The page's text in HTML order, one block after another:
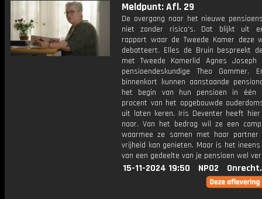
Meldpunt: Afl. 29
De overgang naar het nieuwe
niet zonder risico's. Dat blijkt uit
rapport waar de Tweede Kamer deze
debatteert. Elles de Bruin bespreekt
met Tweede Kamerlid Agnes Joseph
pensioendeskundige Theo Gommer.
binnenkort kunnen aanstaande
het begin van hun pensioen in één
procent van het opgebouwde
uit laten keren. Iris Deventer heeft
naar. Van het bedrag wil ze een
waarmee ze samen met haar partner
vrijheid kan genieten. Maar is het
van een gedeelte van je pensioen wel
15-11-2024 19:50 NPO2